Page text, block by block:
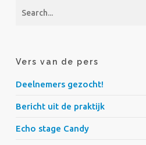
Vers van de pers
Deelnemers gezocht!
Bericht uit de praktijk
Echo stage Candy